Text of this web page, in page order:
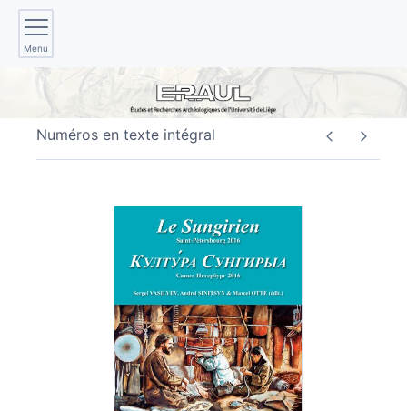
Menu
Numéros en texte intégral